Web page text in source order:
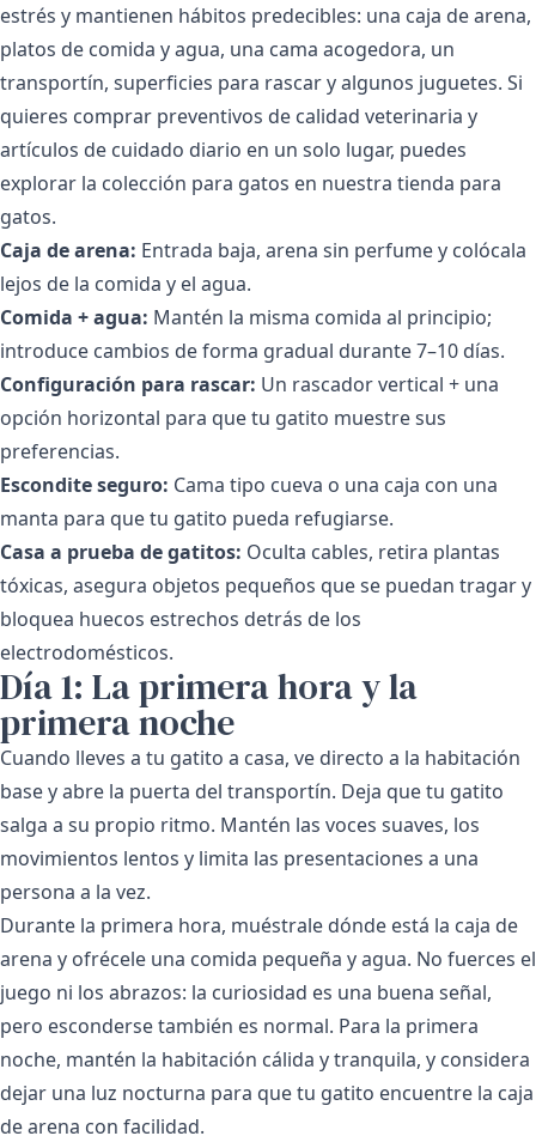
estrés y mantienen hábitos predecibles: una caja de arena,
platos de comida y agua, una cama acogedora, un
transportín, superficies para rascar y algunos juguetes. Si
quieres comprar preventivos de calidad veterinaria y
artículos de cuidado diario en un solo lugar, puedes
explorar la colección para gatos en nuestra tienda para
gatos.
Caja de arena: Entrada baja, arena sin perfume y colócala
lejos de la comida y el agua.
Comida + agua: Mantén la misma comida al principio;
introduce cambios de forma gradual durante 7–10 días.
Configuración para rascar: Un rascador vertical + una
opción horizontal para que tu gatito muestre sus
preferencias.
Escondite seguro: Cama tipo cueva o una caja con una
manta para que tu gatito pueda refugiarse.
Casa a prueba de gatitos: Oculta cables, retira plantas
tóxicas, asegura objetos pequeños que se puedan tragar y
bloquea huecos estrechos detrás de los
electrodomésticos.
Día 1: La primera hora y la
primera noche
Cuando lleves a tu gatito a casa, ve directo a la habitación
base y abre la puerta del transportín. Deja que tu gatito
salga a su propio ritmo. Mantén las voces suaves, los
movimientos lentos y limita las presentaciones a una
persona a la vez.
Durante la primera hora, muéstrale dónde está la caja de
arena y ofrécele una comida pequeña y agua. No fuerces el
juego ni los abrazos: la curiosidad es una buena señal,
pero esconderse también es normal. Para la primera
noche, mantén la habitación cálida y tranquila, y considera
dejar una luz nocturna para que tu gatito encuentre la caja
de arena con facilidad.